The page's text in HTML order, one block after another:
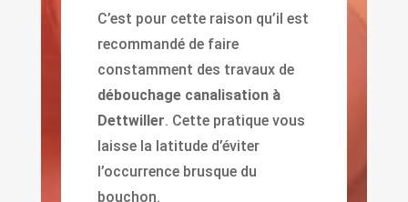
C’est pour cette raison qu’il est
recommandé de faire
constamment des travaux de
débouchage canalisation à
Dettwiller. Cette pratique vous
laisse la latitude d’éviter
l’occurrence brusque du
bouchon.